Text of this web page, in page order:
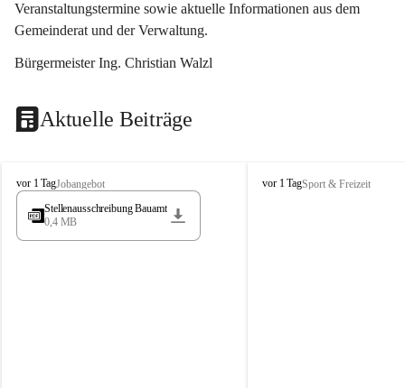
Veranstaltungstermine sowie aktuelle Informationen aus dem
Gemeinderat und der Verwaltung.
Bürgermeister Ing. Christian Walzl
Aktuelle Beiträge
S
t
s
vor 1 TagJobangebot
Stellenausschreibung Bauamt
0,4 MB
S
vor 1 TagSport & Freizeit